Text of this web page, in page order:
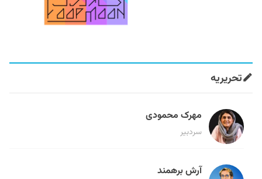
تحریریه
مهرک محمودی
سردبیر
آرش برهمند